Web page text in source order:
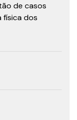
de casos
física dos